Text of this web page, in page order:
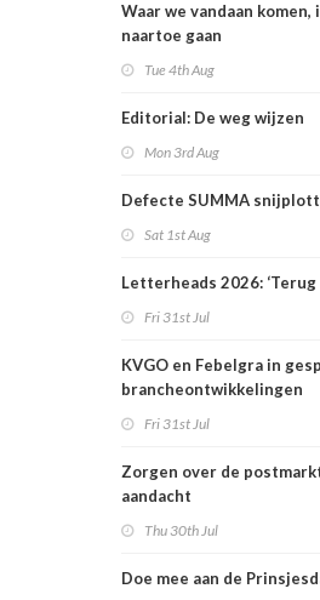
Waar we vandaan
naartoe gaan
Tue 4th Aug
Editorial: De weg wijzen
Mon 3rd Aug
Defecte SUMMA
Sat 1st Aug
Letterheads 2026: ‘Terug
Fri 31st Jul
KVGO en Febelgra in
brancheontwikkelingen
Fri 31st Jul
Zorgen over de
aandacht
Thu 30th Jul
Doe mee aan de